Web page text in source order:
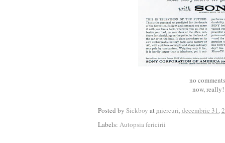
no
now, really!
Posted by Sickboy atmiercuri, decembrie 31,
Labels: Autopsia fericirii